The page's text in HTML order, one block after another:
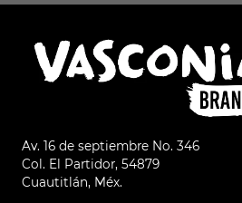
Av. 16 de septiembre No. 346
Col. El Partidor, 54879
Cuautitlán, Méx.